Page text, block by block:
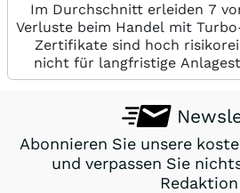
Im Durchschnitt erleiden 7
Verluste beim Handel mit
Zertifikate sind hoch
nicht für langfristige
Abonnieren Sie unsere
und verpassen Sie
Redaktion